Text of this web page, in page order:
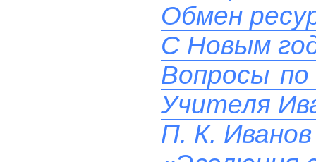
Обмен
C Новым
Вопросы по
Учителя
П. К.